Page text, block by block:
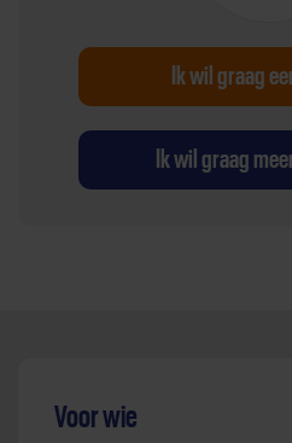
Ik wil graag
Ik wil graag
Voor wie